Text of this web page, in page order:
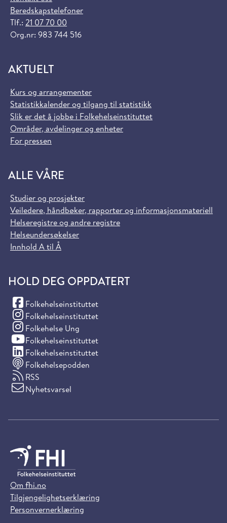
Beredskapstelefoner
Tlf.: 21 07 70 00
Org.nr: 983 744 516
AKTUELT
Kurs og arrangementer
Statistikkalender og tilgang til statistikk
Slik er det å jobbe i Folkehelseinstituttet
Områder, avdelinger og enheter
For pressen
ALLE VÅRE
Studier og prosjekter
Veiledere, håndbøker, rapporter og informasjonsmateriell
Helseregistre og andre registre
Helseundersøkelser
Innhold A til Å
HOLD DEG OPPDATERT
Folkehelseinstituttet
(Facebook)
Folkehelseinstituttet
(Instagram)
Folkehelse Ung
(Instagram)
Folkehelseinstituttet
(YouTube)
Folkehelseinstituttet
(LinkedIn)
Folkehelsepodden
RSS
Nyhetsvarsel
Om fhi.no
Tilgjengelighetserklæring
Personvernerklæring